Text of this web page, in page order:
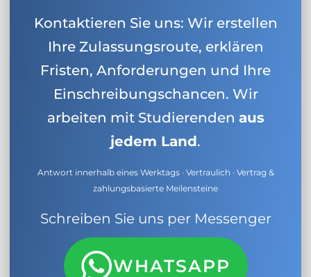
Kontaktieren Sie uns: Wir erstellen
Ihre Zulassungsroute, erklären
Fristen, Anforderungen und Ihre
Einschreibungschancen. Wir
arbeiten mit Studierenden aus
jedem Land.
Antwort innerhalb eines Werktags · Vertraulich · Vertrag &
zahlungsbasierte Meilensteine
Schreiben Sie uns per Messenger
WHATSAPP